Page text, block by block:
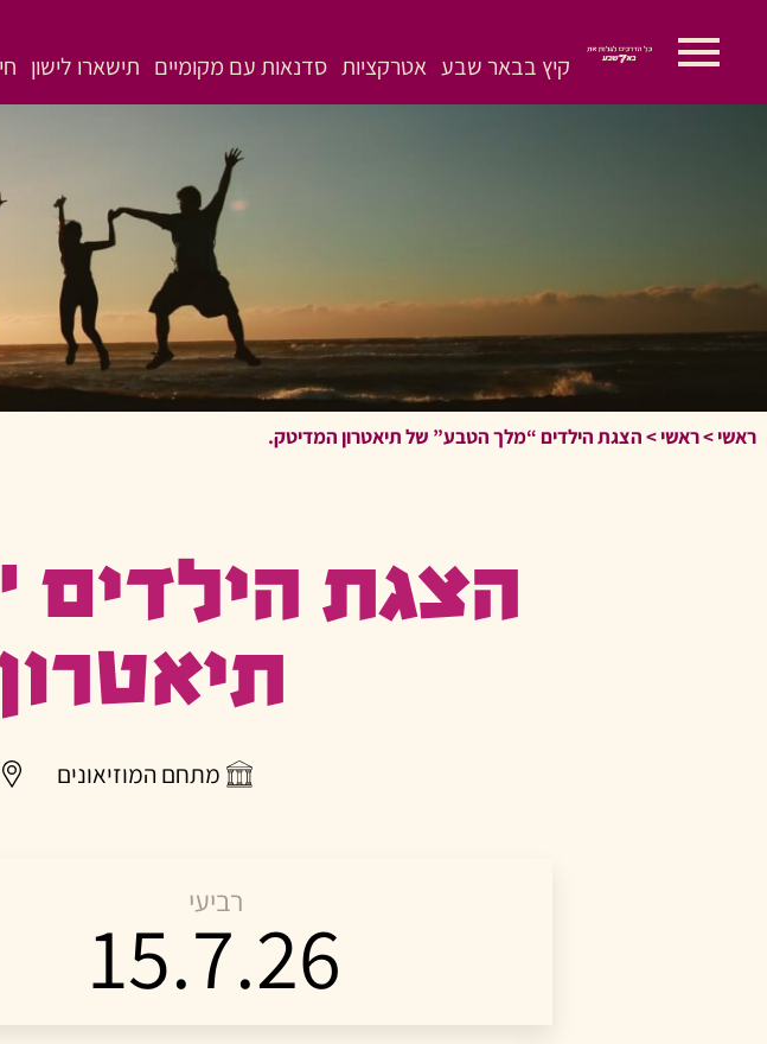
קיץ בבאר שבע אטרקציות סדנאות עם מקומיים תישארו לישון
ראשי>ראשי>הצגת הילדים “מלך הטבע” של תיאטרון המדיטק.
הצגת
מתחם המוזיאונים
רביעי
15.7.26